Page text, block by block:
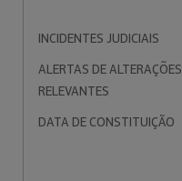
INCIDENTES JUDICIAIS
ALERTAS DE ALTERAÇÕES
RELEVANTES
DATA DE CONSTITUIÇÃO